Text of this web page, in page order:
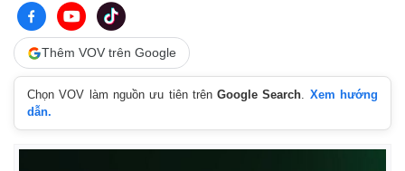
Thêm VOV trên Google
Chọn VOV làm nguồn ưu tiên trênGoogle Search. Xem hướng
dẫn.